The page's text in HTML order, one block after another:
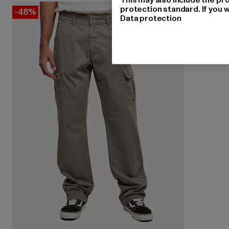
-48%
protection standard. If you
Data protection